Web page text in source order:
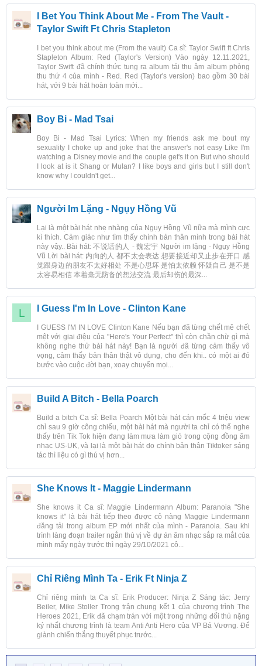
I Bet You Think About Me - From The Vault -
Taylor Swift Ft Chris Stapleton
I bet you think about me (From the vault) Ca sĩ: Taylor Swift ft Chris
Stapleton Album: Red (Taylor's Version) Vào ngày 12.11.2021,
Taylor Swift đã chính thức tung ra album tái thu âm album phòng
thu thứ 4 của mình - Red. Red (Taylor's version) bao gồm 30 bài
hát, với 9 bài hát hoàn toàn mới...
Boy Bi - Mad Tsai
Boy Bi - Mad Tsai Lyrics: When my friends ask me bout my
sexuality I choke up and joke that the answer's not easy Like I'm
watching a Disney movie and the couple get's it on But who should
I look at is it Shang or Mulan? I like boys and girls but I still don't
know why I couldn't get...
Người Im Lặng - Ngụy Hồng Vũ
Lại là một bài hát nhẹ nhàng của Ngụy Hồng Vũ nữa mà mình cực
kì thích. Cảm giác như tìm thấy chính bản thân mình trong bài hát
này vậy.. Bài hát: 不说话的人 - 魏宏宇 Người im lặng - Ngụy Hồng
Vũ Lời bài hát: 内向的人 都不太会表达 想要接近却又止步在开口 感
觉跟身边的朋友不太好相处 不是心思坏 是怕太依赖 怀疑自己 是不是
太容易相信 本着毫无防备的想法交流 最后却伤的最深...
L I Guess I'm In Love - Clinton Kane
I GUESS I'M IN LOVE Clinton Kane Nếu bạn đã từng chết mê chết
mệt với giai điệu của "Here's Your Perfect" thì còn chần chừ gì mà
không nghe thử bài hát này! Bạn là người đã từng cảm thấy vô
vọng, cảm thấy bản thân thật vô dụng, cho đến khi.. có một ai đó
bước vào cuộc đời bạn, xoay chuyển mọi...
Build A Bitch - Bella Poarch
Build a bitch Ca sĩ: Bella Poarch Một bài hát cán mốc 4 triệu view
chỉ sau 9 giờ công chiếu, một bài hát mà người ta chỉ có thể nghe
thấy trên Tik Tok hiện đang làm mưa làm gió trong cộng đồng âm
nhạc US-UK, và lại là một bài hát do chính bản thân Tiktoker sáng
tác thì liệu có gì thú vị hơn...
She Knows It - Maggie Lindermann
She knows it Ca sĩ: Maggie Lindermann Album: Paranoia "She
knows it" là bài hát tiếp theo được cô nàng Maggie Lindermann
đăng tải trong album EP mới nhất của mình - Paranoia. Sau khi
trình làng đoạn trailer ngắn thú vị về dự án âm nhạc sắp ra mắt của
mình mấy ngày trước thì ngày 29/10/2021 cô...
Chỉ Riêng Mình Ta - Erik Ft Ninja Z
Chỉ riêng mình ta Ca sĩ: Erik Producer: Ninja Z Sáng tác: Jerry
Beiler, Mike Stoller Trong trận chung kết 1 của chương trình The
Heroes 2021, Erik đã chạm trán với một trong những đối thủ nặng
ký nhất chương trình là team Anti Anti Hero của VP Bá Vương. Để
giành chiến thắng thuyết phục trước...